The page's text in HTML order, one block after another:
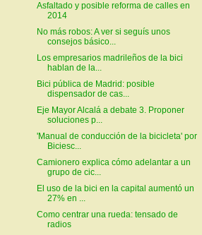
Asfaltado y posible reforma de calles en
2014
No más robos: A ver si seguís unos
consejos básico...
Los empresarios madrileños de la bici
hablan de la...
Bici pública de Madrid: posible
dispensador de cas...
Eje Mayor Alcalá a debate 3. Proponer
soluciones p...
'Manual de conducción de la bicicleta' por
Biciesc...
Camionero explica cómo adelantar a un
grupo de cic...
El uso de la bici en la capital aumentó un
27% en ...
Como centrar una rueda: tensado de
radios